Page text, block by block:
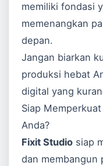
memiliki fondasi
memenangkan
depan.
Jangan biarkan
produksi hebat
digital yang
Siap
Anda?
Fixit Studio siap
dan membangun